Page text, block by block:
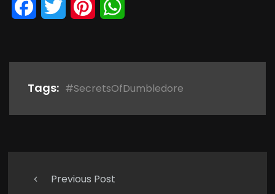
Facebook
Twitter Pinterest
Tags: #SecretsOfDumbledore
Previous Post